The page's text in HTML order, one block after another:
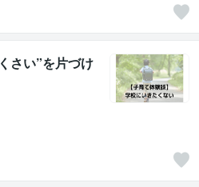
さい”を片づけ